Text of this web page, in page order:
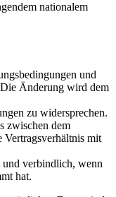
nationalem
und
Änderung wird dem
zu widersprechen.
zwischen dem
Vertragsverhältnis mit
und verbindlich, wenn
hat.